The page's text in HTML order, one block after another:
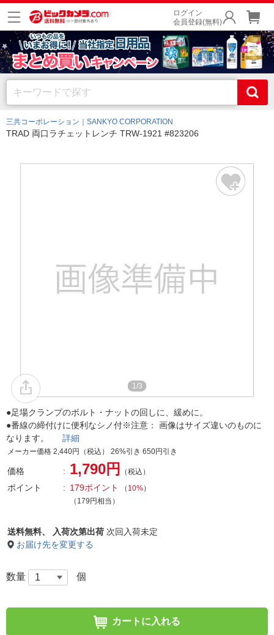
ログイン
会員登録(無料)
三共コーポレーション｜SANKYO CORPORATION
TRAD 両口ラチェットレンチ TRW-1921 #823206
1/3
●足場クランプのボルト・ナットの回しに、緩めに。
●番線の締付けに便利なシノ付※注意： 画像はサイズ違いのものに
なります。 詳細
メーカー価格 2,440円（税込） 26%引き 650円引き
価格 1,790円 （税込）
ポイント 179ポイント （ 10%）
（179円相当）
送料無料、 入荷次第出荷 次回入荷未定
お届け先を変更する
数量 個
カートに入れる